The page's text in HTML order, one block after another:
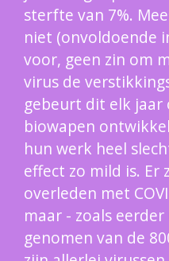
sterfte van 7%.
niet (onvoldoende
voor, geen zin om
virus de
gebeurt dit elk jaar
biowapen
hun werk heel
effect zo mild is. Er
overleden met
maar - zoals
genomen van de